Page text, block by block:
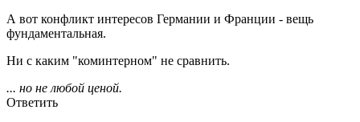
А вот конфликт интересов Германии и Франции - вещь
фундаментальная.
Ни с каким "коминтерном" не сравнить.
... но не любой ценой.
Ответить